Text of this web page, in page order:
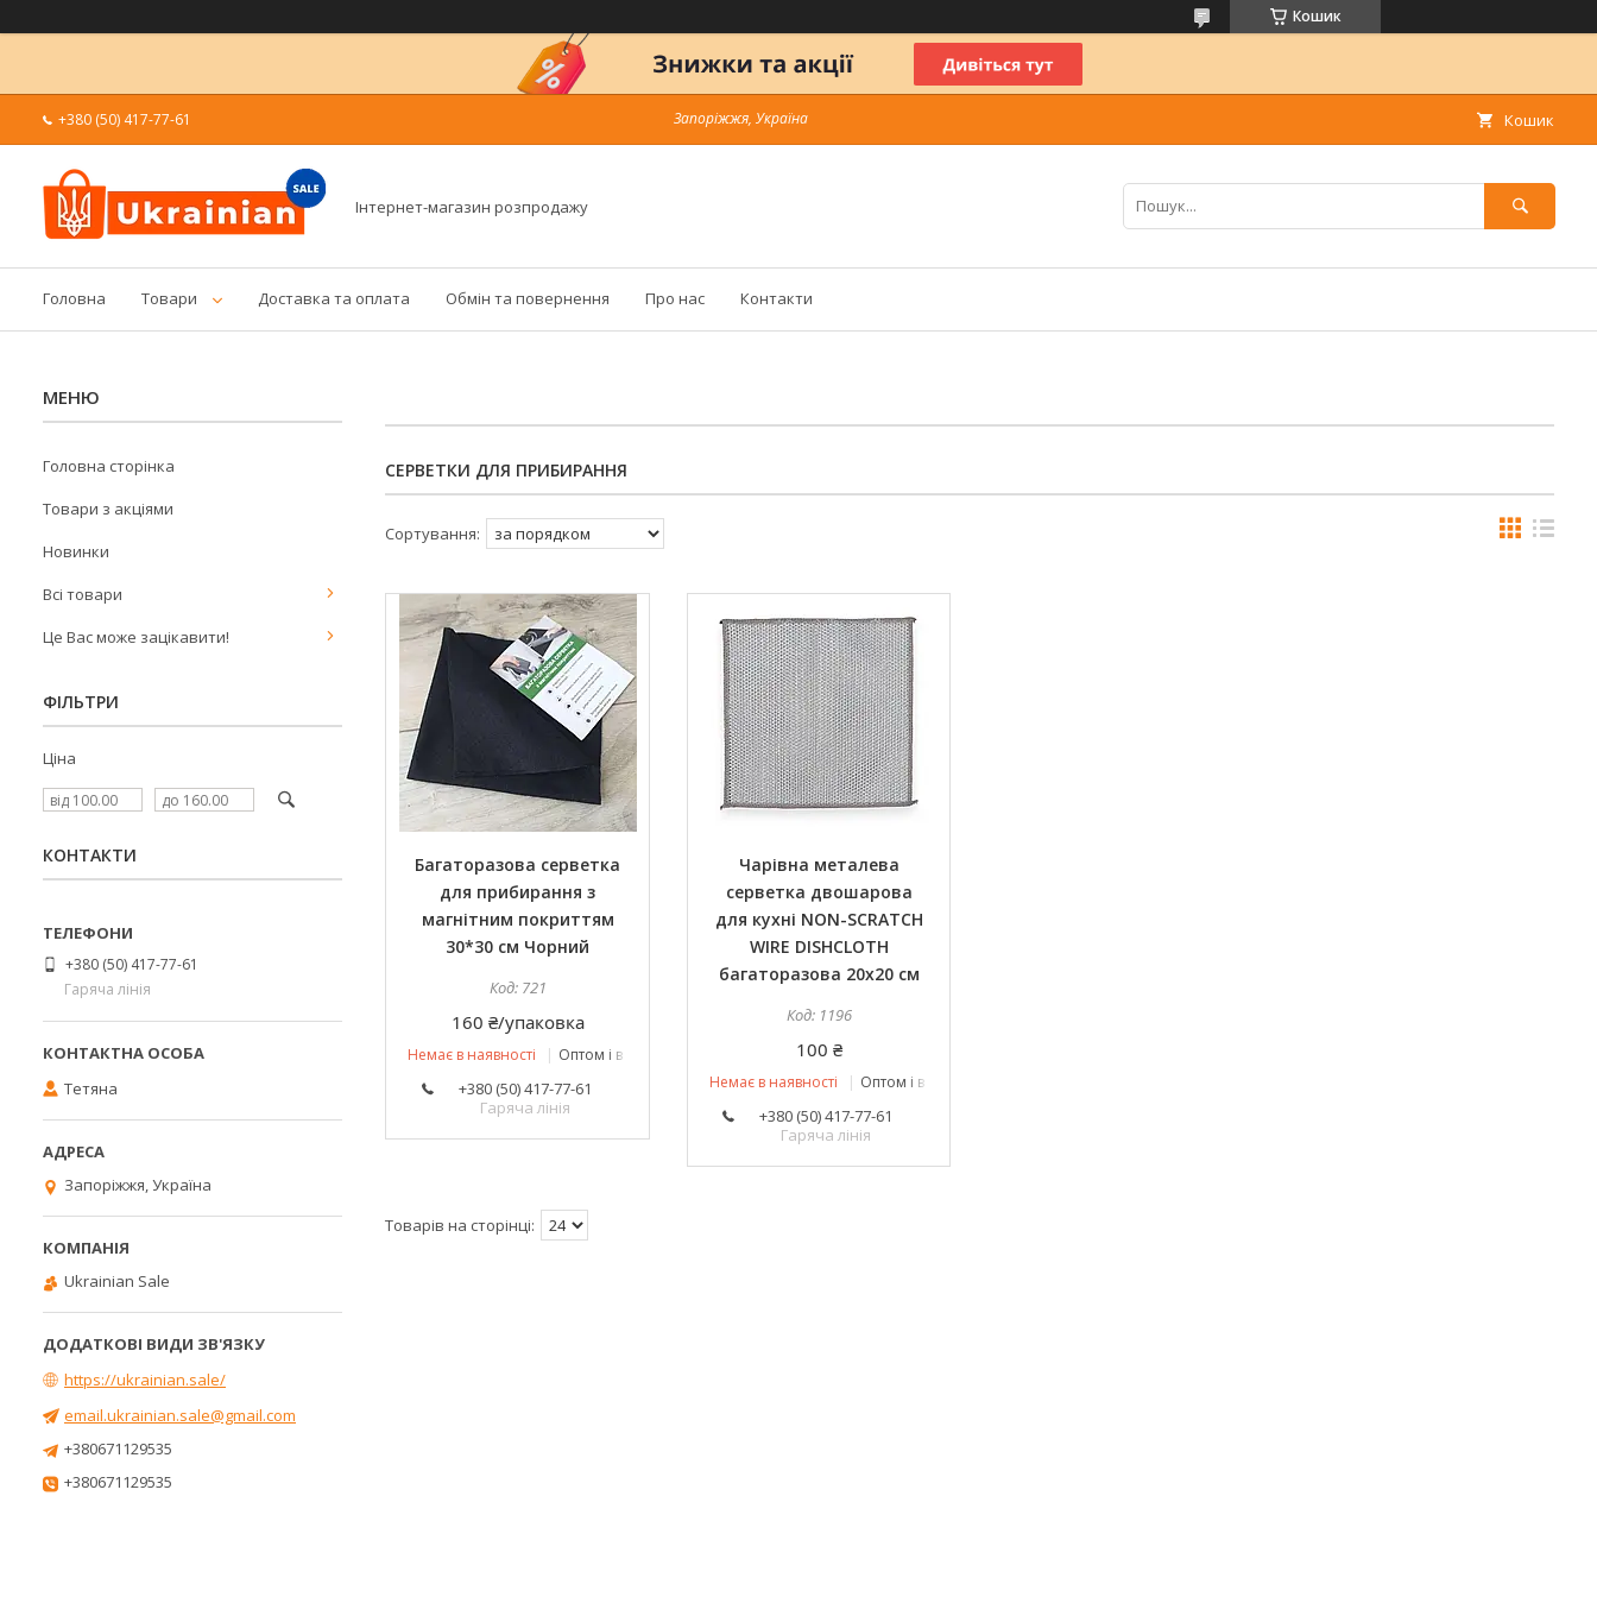
Кошик
+380 (50) 417-77-61 Запоріжжя, Україна Кошик
Інтернет-магазин розпродажу
Головна Товари Доставка та оплата Обмін та повернення Про нас Контакти
СЕРВЕТКИ ДЛЯ ПРИБИРАННЯ
Багаторазова серветка
для прибирання з
магнітним покриттям
30*30 см Чорний
721
160 ₴/упаковка
Немає в наявності Оптом і в роздріб
+380 (50) 417-77-61
Гаряча лінія
Чарівна металева
серветка двошарова
для кухні NON-SCRATCH
WIRE DISHCLOTH
багаторазова 20х20 см
1196
100 ₴
Немає в наявності Оптом і в роздріб
+380 (50) 417-77-61
Гаряча лінія
Головна сторінка
Товари з акціями
Новинки
Всі товари
Це Вас може зацікавити!
ФІЛЬТРИ
Ціна
КОНТАКТИ
+380 (50) 417-77-61
Гаряча лінія
Тетяна
Запоріжжя, Україна
Ukrainian Sale
https://ukrainian.sale/
email.ukrainian.sale@gmail.com
+380671129535
+380671129535